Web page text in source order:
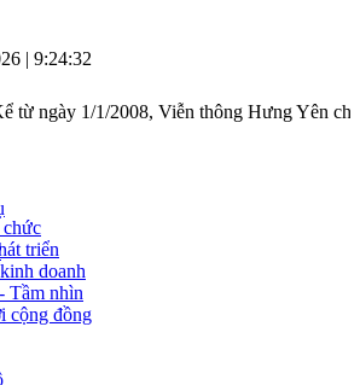
| 9:24:32
từ ngày 1/1/2008, Viễn thông Hưng Yên
chức
triển
doanh
Tầm nhìn
cộng đồng